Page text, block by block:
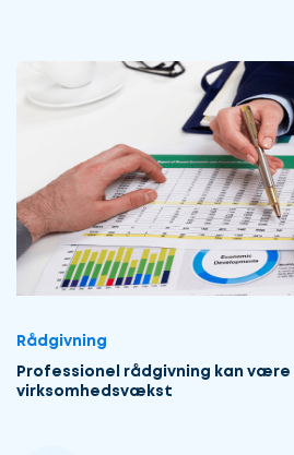
Rådgivning
Professionel rådgivning kan være
virksomhedsvækst